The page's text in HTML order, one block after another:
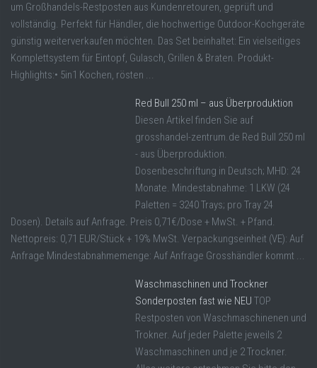
um Großhandels-Restposten aus Kundenretouren, geprüft und
vollständig. Perfekt für Händler, die hochwertige Outdoor-Kochgeräte
günstig weiterverkaufen möchten. Das Set beinhaltet: Ein vielseitiges
Komplettsystem für Eintopf, Gulasch, Grillen & Braten. Produkt-
Highlights:• 5in1 Kochen, rösten ...
Red Bull 250 ml – aus Überproduktion
Diesen Artikel finden Sie auf
grosshandel-zentrum.de Red Bull 250 ml
- aus Überproduktion.
Dosenbeschriftung in Deutsch; MHD: 24
Monate. Mindestabnahme: 1 LKW (24
Paletten = 3240 Trays; pro Tray 24
Dosen). Details auf Anfrage. Preis 0,71€/Dose + MwSt. + Pfand.
Nettopreis: 0,71 EUR/Stück + 19% MwSt. Verpackungseinheit (VE): Auf
Anfrage Mindestabnahmemenge: Auf Anfrage Grosshändler kommt ...
Waschmaschinen und Trockner
Sonderposten fast wie NEU TOP
Restposten von Waschmaschinenen und
Trokner. Auf jeder Palette jeweils 2
Waschmaschinen und je 2 Trockner.